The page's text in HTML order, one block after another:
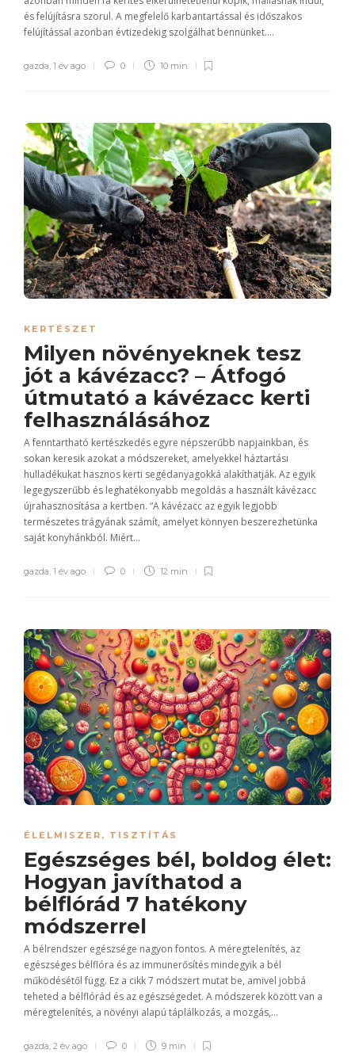
és felújításra szorul. A megfelelő karbantartással és időszakos
felújítással azonban évtizedekig szolgálhat bennünket....
gazda 1 év ago 0 10 min
KERTÉSZET
Milyen növényeknek tesz
jót a kávézacc? – Átfogó
útmutató a kávézacc kerti
felhasználásához
A fenntartható kertészkedés egyre népszerűbb napjainkban, és
sokan keresik azokat a módszereket, amelyekkel háztartási
hulladékukat hasznos kerti segédanyagokká alakíthatják. Az egyik
legegyszerűbb és leghatékonyabb megoldás a használt kávézacc
újrahasznosítása a kertben. “A kávézacc az egyik legjobb
természetes trágyának számít, amelyet könnyen beszerezhetünka
saját konyhánkból. Miért...
gazda 1 év ago 0 12 min
ÉLELMISZER , TISZTÍTÁS
Egészséges bél, boldog élet:
Hogyan javíthatod a
bélflórád 7 hatékony
módszerrel
A bélrendszer egészsége nagyon fontos. A méregtelenítés, az
egészséges bélflóra és az immunerősítés mindegyik a bél
működésétől függ. Ez a cikk 7 módszert mutat be, amivel jobbá
teheted a bélflórád és az egészségedet. A módszerek között van a
méregtelenítés, a növényi alapú táplálkozás, a mozgás,...
gazda 2 év ago 0 9 min